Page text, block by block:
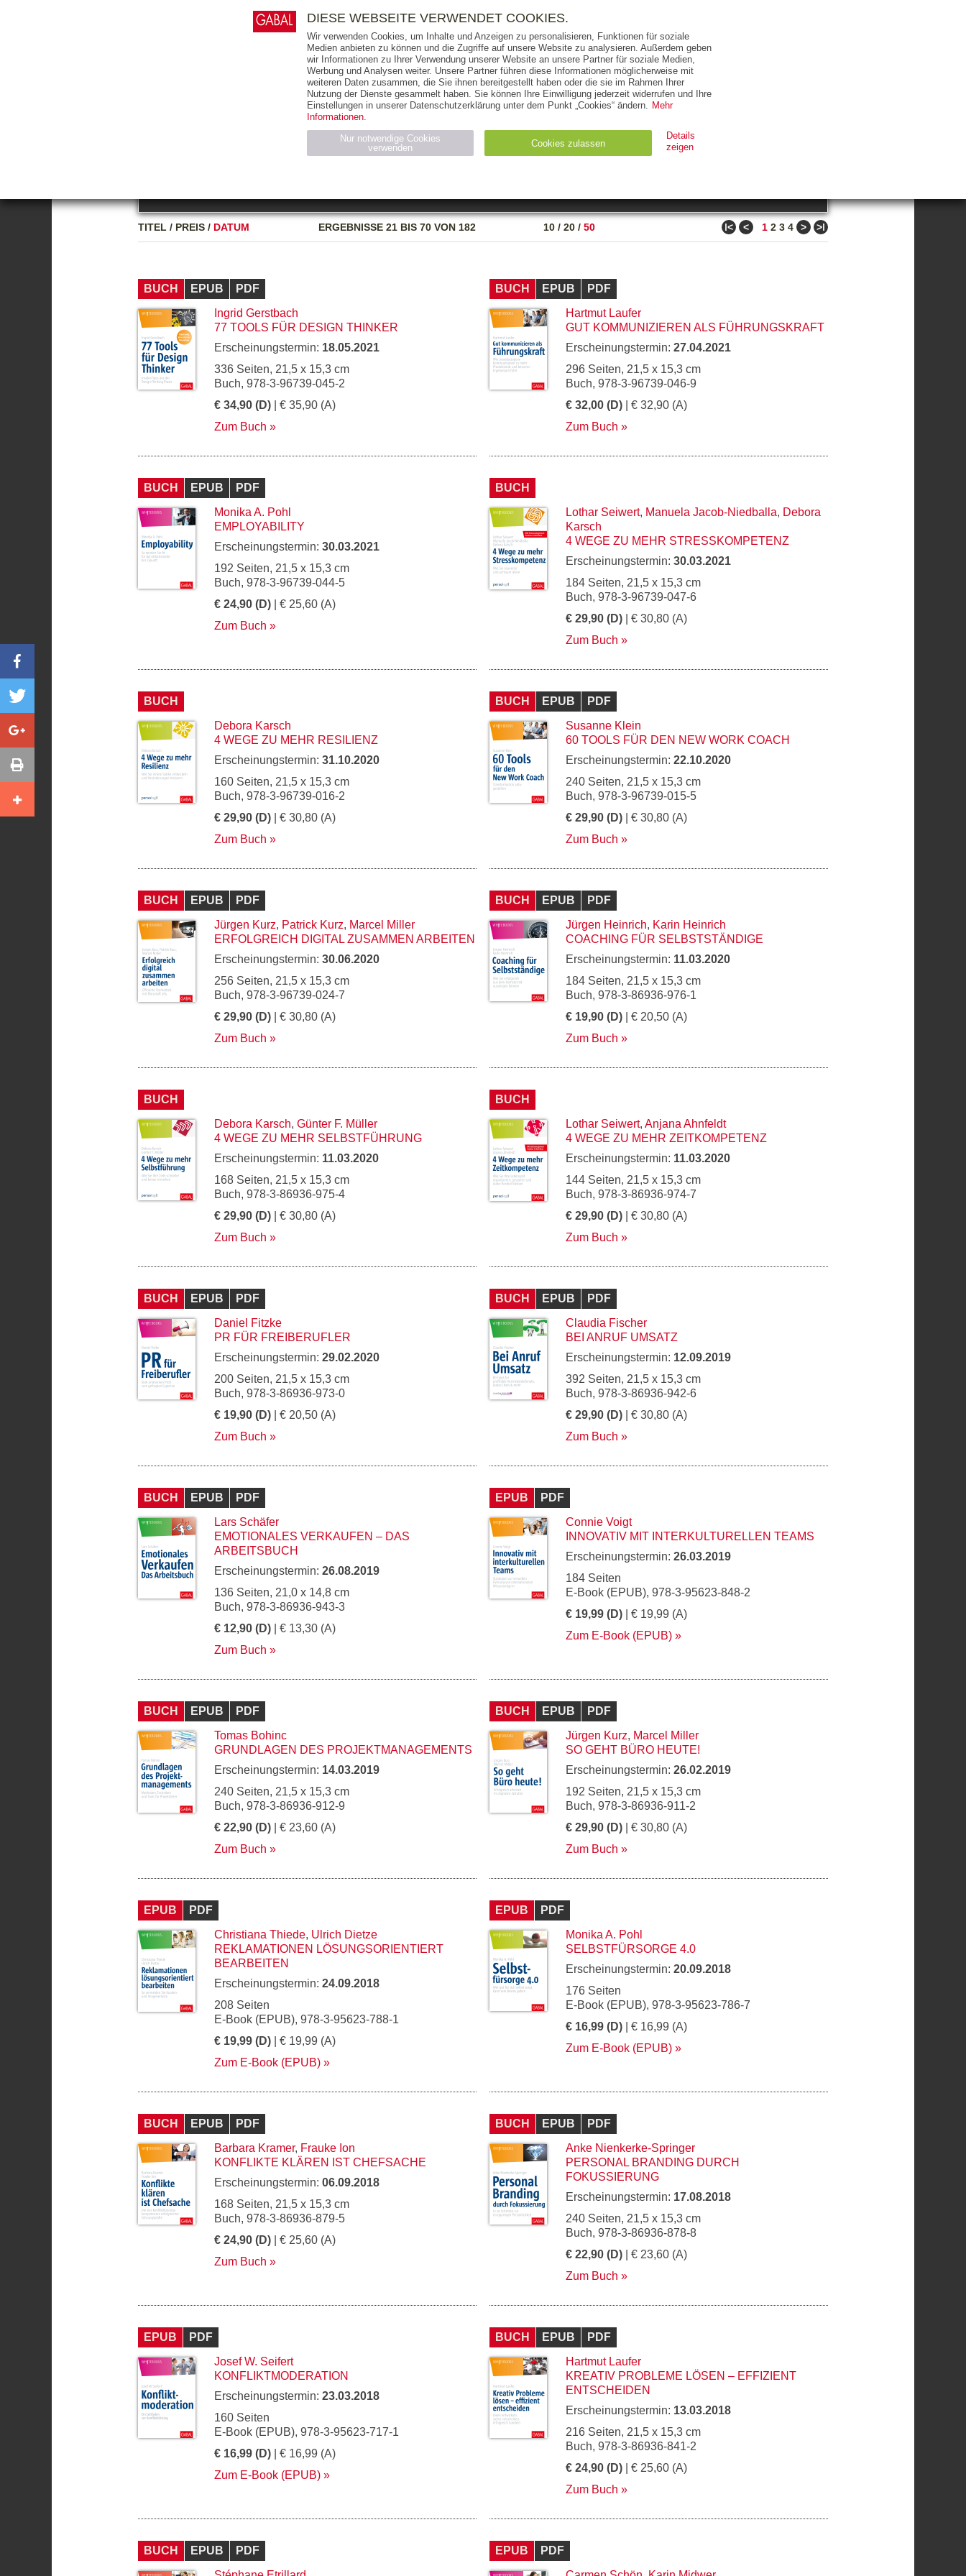
AUSGABEART AUS DER REIHE ZUM THEMA
TITEL / PREIS / DATUM ERGEBNISSE21 BIS 70 VON 182 10 / 20 / 50 ǀ< < 1 2 3 4 > >ǀ
BUCH EPUB
PDF
Ingrid Gerstbach
77 TOOLS FÜR DESIGN THINKER
Erscheinungstermin: 18.05.2021
336 Seiten, 21,5 x 15,3 cm
Buch, 978-3-96739-045-2
€ 34,90 (D) | € 35,90 (A)
Zum Buch
BUCH EPUB
PDF
Hartmut Laufer
GUT KOMMUNIZIEREN ALS FÜHRUNGSKRAFT
Erscheinungstermin: 27.04.2021
296 Seiten, 21,5 x 15,3 cm
Buch, 978-3-96739-046-9
€ 32,00 (D) | € 32,90 (A)
Zum Buch
BUCH EPUB
PDF
Monika A. Pohl
EMPLOYABILITY
Erscheinungstermin: 30.03.2021
192 Seiten, 21,5 x 15,3 cm
Buch, 978-3-96739-044-5
€ 24,90 (D) | € 25,60 (A)
Zum Buch
BUCH
Lothar Seiwert, Manuela Jacob-Niedballa, Debora
Karsch
4 WEGE ZU MEHR STRESSKOMPETENZ
Erscheinungstermin: 30.03.2021
184 Seiten, 21,5 x 15,3 cm
Buch, 978-3-96739-047-6
€ 29,90 (D) | € 30,80 (A)
Zum Buch
BUCH
Debora Karsch
4 WEGE ZU MEHR RESILIENZ
Erscheinungstermin: 31.10.2020
160 Seiten, 21,5 x 15,3 cm
Buch, 978-3-96739-016-2
€ 29,90 (D) | € 30,80 (A)
Zum Buch
BUCH EPUB
PDF
Susanne Klein
60 TOOLS FÜR DEN NEW WORK COACH
Erscheinungstermin: 22.10.2020
240 Seiten, 21,5 x 15,3 cm
Buch, 978-3-96739-015-5
€ 29,90 (D) | € 30,80 (A)
Zum Buch
BUCH EPUB
PDF
Jürgen Kurz, Patrick Kurz, Marcel Miller
ERFOLGREICH DIGITAL ZUSAMMEN ARBEITEN
Erscheinungstermin: 30.06.2020
256 Seiten, 21,5 x 15,3 cm
Buch, 978-3-96739-024-7
€ 29,90 (D) | € 30,80 (A)
Zum Buch
BUCH EPUB
PDF
Jürgen Heinrich, Karin Heinrich
COACHING FÜR SELBSTSTÄNDIGE
Erscheinungstermin: 11.03.2020
184 Seiten, 21,5 x 15,3 cm
Buch, 978-3-86936-976-1
€ 19,90 (D) | € 20,50 (A)
Zum Buch
BUCH
Debora Karsch, Günter F. Müller
4 WEGE ZU MEHR SELBSTFÜHRUNG
Erscheinungstermin: 11.03.2020
168 Seiten, 21,5 x 15,3 cm
Buch, 978-3-86936-975-4
€ 29,90 (D) | € 30,80 (A)
Zum Buch
BUCH
Lothar Seiwert, Anjana Ahnfeldt
4 WEGE ZU MEHR ZEITKOMPETENZ
Erscheinungstermin: 11.03.2020
144 Seiten, 21,5 x 15,3 cm
Buch, 978-3-86936-974-7
€ 29,90 (D) | € 30,80 (A)
Zum Buch
BUCH EPUB
PDF
Daniel Fitzke
PR FÜR FREIBERUFLER
Erscheinungstermin: 29.02.2020
200 Seiten, 21,5 x 15,3 cm
Buch, 978-3-86936-973-0
€ 19,90 (D) | € 20,50 (A)
Zum Buch
BUCH EPUB
PDF
Claudia Fischer
BEI ANRUF UMSATZ
Erscheinungstermin: 12.09.2019
392 Seiten, 21,5 x 15,3 cm
Buch, 978-3-86936-942-6
€ 29,90 (D) | € 30,80 (A)
Zum Buch
BUCH EPUB
PDF
Lars Schäfer
EMOTIONALES VERKAUFEN – DAS
ARBEITSBUCH
Erscheinungstermin: 26.08.2019
136 Seiten, 21,0 x 14,8 cm
Buch, 978-3-86936-943-3
€ 12,90 (D) | € 13,30 (A)
Zum Buch
EPUB
PDF
Connie Voigt
INNOVATIV MIT INTERKULTURELLEN TEAMS
Erscheinungstermin: 26.03.2019
184 Seiten
E-Book (EPUB), 978-3-95623-848-2
€ 19,99 (D) | € 19,99 (A)
Zum E-Book (EPUB)
BUCH EPUB
PDF
Tomas Bohinc
GRUNDLAGEN DES PROJEKTMANAGEMENTS
Erscheinungstermin: 14.03.2019
240 Seiten, 21,5 x 15,3 cm
Buch, 978-3-86936-912-9
€ 22,90 (D) | € 23,60 (A)
Zum Buch
BUCH EPUB
PDF
Jürgen Kurz, Marcel Miller
SO GEHT BÜRO HEUTE!
Erscheinungstermin: 26.02.2019
192 Seiten, 21,5 x 15,3 cm
Buch, 978-3-86936-911-2
€ 29,90 (D) | € 30,80 (A)
Zum Buch
EPUB
PDF
Christiana Thiede, Ulrich Dietze
REKLAMATIONEN LÖSUNGSORIENTIERT
BEARBEITEN
Erscheinungstermin: 24.09.2018
208 Seiten
E-Book (EPUB), 978-3-95623-788-1
€ 19,99 (D) | € 19,99 (A)
Zum E-Book (EPUB)
EPUB
PDF
Monika A. Pohl
SELBSTFÜRSORGE 4.0
Erscheinungstermin: 20.09.2018
176 Seiten
E-Book (EPUB), 978-3-95623-786-7
€ 16,99 (D) | € 16,99 (A)
Zum E-Book (EPUB)
BUCH EPUB
PDF
Barbara Kramer, Frauke Ion
KONFLIKTE KLÄREN IST CHEFSACHE
Erscheinungstermin: 06.09.2018
168 Seiten, 21,5 x 15,3 cm
Buch, 978-3-86936-879-5
€ 24,90 (D) | € 25,60 (A)
Zum Buch
BUCH EPUB
PDF
Anke Nienkerke-Springer
PERSONAL BRANDING DURCH
FOKUSSIERUNG
Erscheinungstermin: 17.08.2018
240 Seiten, 21,5 x 15,3 cm
Buch, 978-3-86936-878-8
€ 22,90 (D) | € 23,60 (A)
Zum Buch
EPUB
PDF
Josef W. Seifert
KONFLIKTMODERATION
Erscheinungstermin: 23.03.2018
160 Seiten
E-Book (EPUB), 978-3-95623-717-1
€ 16,99 (D) | € 16,99 (A)
Zum E-Book (EPUB)
BUCH EPUB
PDF
Hartmut Laufer
KREATIV PROBLEME LÖSEN – EFFIZIENT
ENTSCHEIDEN
Erscheinungstermin: 13.03.2018
216 Seiten, 21,5 x 15,3 cm
Buch, 978-3-86936-841-2
€ 24,90 (D) | € 25,60 (A)
Zum Buch
BUCH EPUB
PDF
EPUB
PDF
E-BOOKS AUDIO-CDS MP3 NON-BOOKS
THEMEN AUTOREN VERLAG
RIGHTS PRESSE HANDEL FÜR UNTERNEHMEN
DIESE WEBSEITE VERWENDET COOKIES.
Wir verwenden Cookies, um Inhalte und Anzeigen zu personalisieren, Funktionen für soziale
Medien anbieten zu können und die Zugriffe auf unsere Website zu analysieren. Außerdem geben
wir Informationen zu Ihrer Verwendung unserer Website an unsere Partner für soziale Medien,
Werbung und Analysen weiter. Unsere Partner führen diese Informationen möglicherweise mit
weiteren Daten zusammen, die Sie ihnen bereitgestellt haben oder die sie im Rahmen Ihrer
Nutzung der Dienste gesammelt haben. Sie können Ihre Einwilligung jederzeit widerrufen und Ihre
Einstellungen in unserer Datenschutzerklärung unter dem Punkt „Cookies“ ändern. Mehr
Informationen.
Nur notwendige Cookies
verwenden
Cookies zulassen
Details
zeigen
Name Anbieter Zweck Ablauf
Typ
CMS_SESSION_ID
gabal-
Wird für die Speicherung der Benutzer-Session verwendet